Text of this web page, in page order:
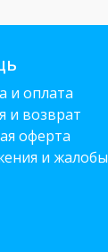
и оплата
и возврат
оферта
и жалобы